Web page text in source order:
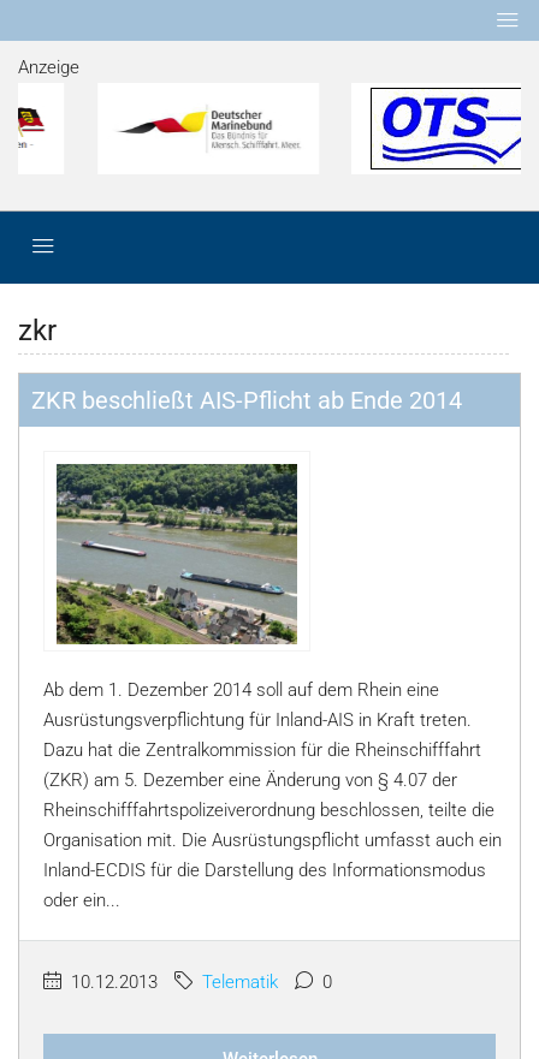
Anzeige
zkr
ZKR beschließt AIS-Pflicht ab Ende 2014
Ab dem 1. Dezember 2014 soll auf dem Rhein eine
Ausrüstungsverpflichtung für Inland-AIS in Kraft treten.
Dazu hat die Zentralkommission für die Rheinschifffahrt
(ZKR) am 5. Dezember eine Änderung von § 4.07 der
Rheinschifffahrtspolizeiverordnung beschlossen, teilte die
Organisation mit. Die Ausrüstungspflicht umfasst auch ein
Inland-ECDIS für die Darstellung des Informationsmodus
oder ein...
10.12.2013 Telematik 0